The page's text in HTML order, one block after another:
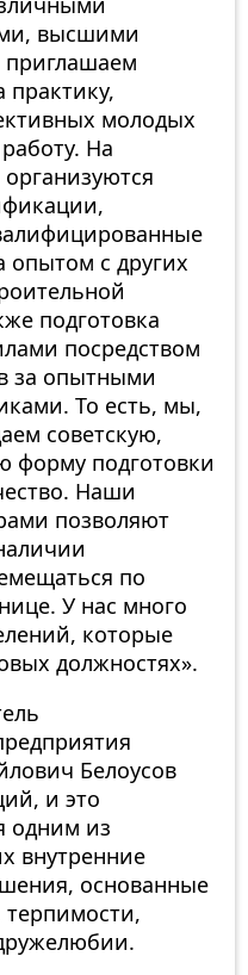
высшими
практику,
молодых
На
опытом с других
подготовка
посредством
за опытными
То есть, мы,
советскую,
форму подготовки
Наши
позволяют
по
У нас много
которые
должностях».
Белоусов
и это
одним из
внутренние
основанные